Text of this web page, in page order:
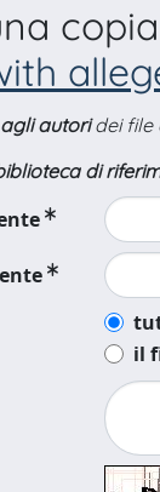
autoridei file
di
il